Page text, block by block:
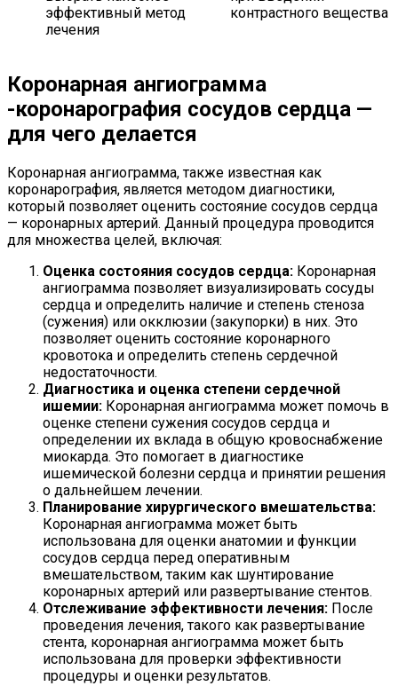
эффективный метод
лечения
контрастного вещества
Коронарная ангиограмма
-коронарография сосудов сердца —
для чего делается
Коронарная ангиограмма, также известная как
коронарография, является методом диагностики,
который позволяет оценить состояние сосудов сердца
— коронарных артерий. Данный процедура проводится
для множества целей, включая:
Оценка состояния сосудов сердца: Коронарная
ангиограмма позволяет визуализировать сосуды
сердца и определить наличие и степень стеноза
(сужения) или окклюзии (закупорки) в них. Это
позволяет оценить состояние коронарного
кровотока и определить степень сердечной
недостаточности.
Диагностика и оценка степени сердечной
ишемии: Коронарная ангиограмма может помочь в
оценке степени сужения сосудов сердца и
определении их вклада в общую кровоснабжение
миокарда. Это помогает в диагностике
ишемической болезни сердца и принятии решения
о дальнейшем лечении.
Планирование хирургического вмешательства:
Коронарная ангиограмма может быть
использована для оценки анатомии и функции
сосудов сердца перед оперативным
вмешательством, таким как шунтирование
коронарных артерий или развертывание стентов.
Отслеживание эффективности лечения: После
проведения лечения, такого как развертывание
стента, коронарная ангиограмма может быть
использована для проверки эффективности
процедуры и оценки результатов.